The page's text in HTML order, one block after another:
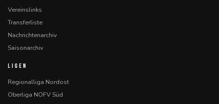
Vereinslinks
Transferliste
Nachrichtenarchiv
Saisonarchiv
LIGEN
Regionalliga Nordost
Oberliga NOFV Süd